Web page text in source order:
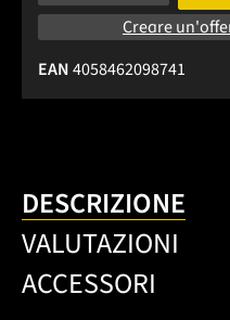
Creare
EAN4058462098741
DESCRIZIONE
VALUTAZIONI
ACCESSORI